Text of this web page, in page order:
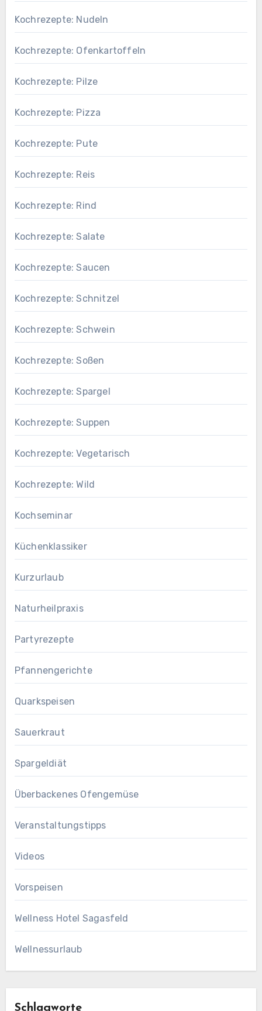
Kochrezepte: Nudeln
Kochrezepte: Ofenkartoffeln
Kochrezepte: Pilze
Kochrezepte: Pizza
Kochrezepte: Pute
Kochrezepte: Reis
Kochrezepte: Rind
Kochrezepte: Salate
Kochrezepte: Saucen
Kochrezepte: Schnitzel
Kochrezepte: Schwein
Kochrezepte: Soßen
Kochrezepte: Spargel
Kochrezepte: Suppen
Kochrezepte: Vegetarisch
Kochrezepte: Wild
Kochseminar
Küchenklassiker
Kurzurlaub
Naturheilpraxis
Partyrezepte
Pfannengerichte
Quarkspeisen
Sauerkraut
Spargeldiät
Überbackenes Ofengemüse
Veranstaltungstipps
Videos
Vorspeisen
Wellness Hotel Sagasfeld
Wellnessurlaub
Schlagworte